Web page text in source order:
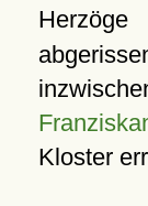
Kloster